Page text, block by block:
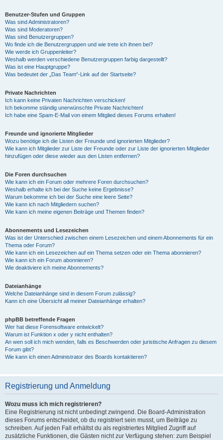
Benutzer-Stufen und Gruppen
Was sind Administratoren?
Was sind Moderatoren?
Was sind Benutzergruppen?
Wo finde ich die Benutzergruppen und wie trete ich ihnen bei?
Wie werde ich Gruppenleiter?
Weshalb werden verschiedene Benutzergruppen farbig dargestellt?
Was ist eine Hauptgruppe?
Was bedeutet der „Das Team“-Link auf der Startseite?
Private Nachrichten
Ich kann keine Privaten Nachrichten verschicken!
Ich bekomme ständig unerwünschte Private Nachrichten!
Ich habe eine Spam-E-Mail von einem Mitglied dieses Forums erhalten!
Freunde und ignorierte Mitglieder
Wozu benötige ich die Listen der Freunde und ignorierten Mitglieder?
Wie kann ich Mitglieder zur Liste der Freunde oder zur Liste der ignorierten Mitglieder
hinzufügen oder diese wieder aus den Listen entfernen?
Die Foren durchsuchen
Wie kann ich ein Forum oder mehrere Foren durchsuchen?
Weshalb erhalte ich bei der Suche keine Ergebnisse?
Warum bekomme ich bei der Suche eine leere Seite?
Wie kann ich nach Mitgliedern suchen?
Wie kann ich meine eigenen Beiträge und Themen finden?
Abonnements und Lesezeichen
Was ist der Unterschied zwischen einem Lesezeichen und einem Abonnements für ein
Thema oder Forum?
Wie kann ich ein Lesezeichen auf ein Thema setzen oder ein Thema abonnieren?
Wie kann ich ein Forum abonnieren?
Wie deaktiviere ich meine Abonnements?
Dateianhänge
Welche Dateianhänge sind in diesem Forum zulässig?
Kann ich eine Übersicht all meiner Dateianhänge erhalten?
phpBB betreffende Fragen
Wer hat diese Forensoftware entwickelt?
Warum ist Funktion x oder y nicht enthalten?
An wen soll ich mich wenden, falls es Beschwerden oder juristische Anfragen zu diesem
Forum gibt?
Wie kann ich einen Administrator des Boards kontaktieren?
Registrierung und Anmeldung
Wozu muss ich mich registrieren?
Eine Registrierung ist nicht unbedingt zwingend. Die Board-Administration
dieses Forums entscheidet, ob du registriert sein musst, um Beiträge zu
schreiben. Auf jeden Fall erhältst du als registriertes Mitglied Zugriff auf
zusätzliche Funktionen, die Gästen nicht zur Verfügung stehen: zum Beispiel